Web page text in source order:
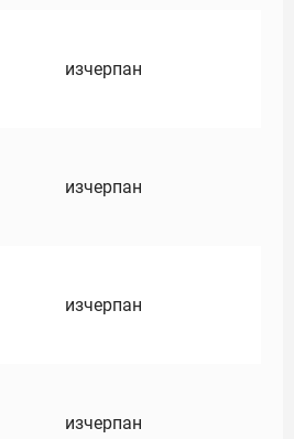
изчерпан
изчерпан
изчерпан
изчерпан